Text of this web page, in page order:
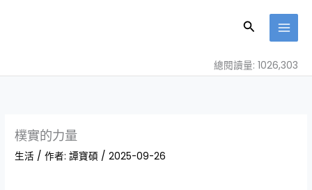
內
搜
總閱讀量: 1026,303
樸實的力量
生活 / 作者:譚寶碩 /2025-09-26